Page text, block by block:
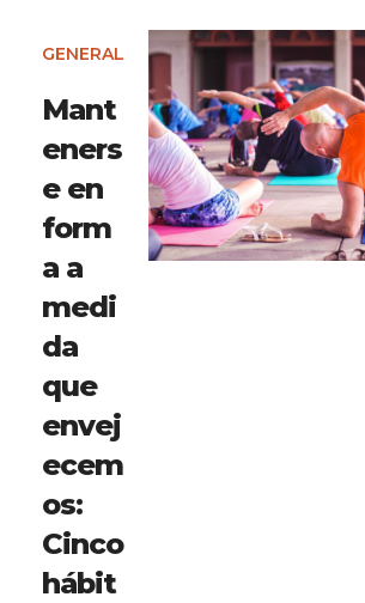
GENERAL
Mant
eners
e en
form
a a
medi
da
que
envej
ecem
os:
Cinco
hábit